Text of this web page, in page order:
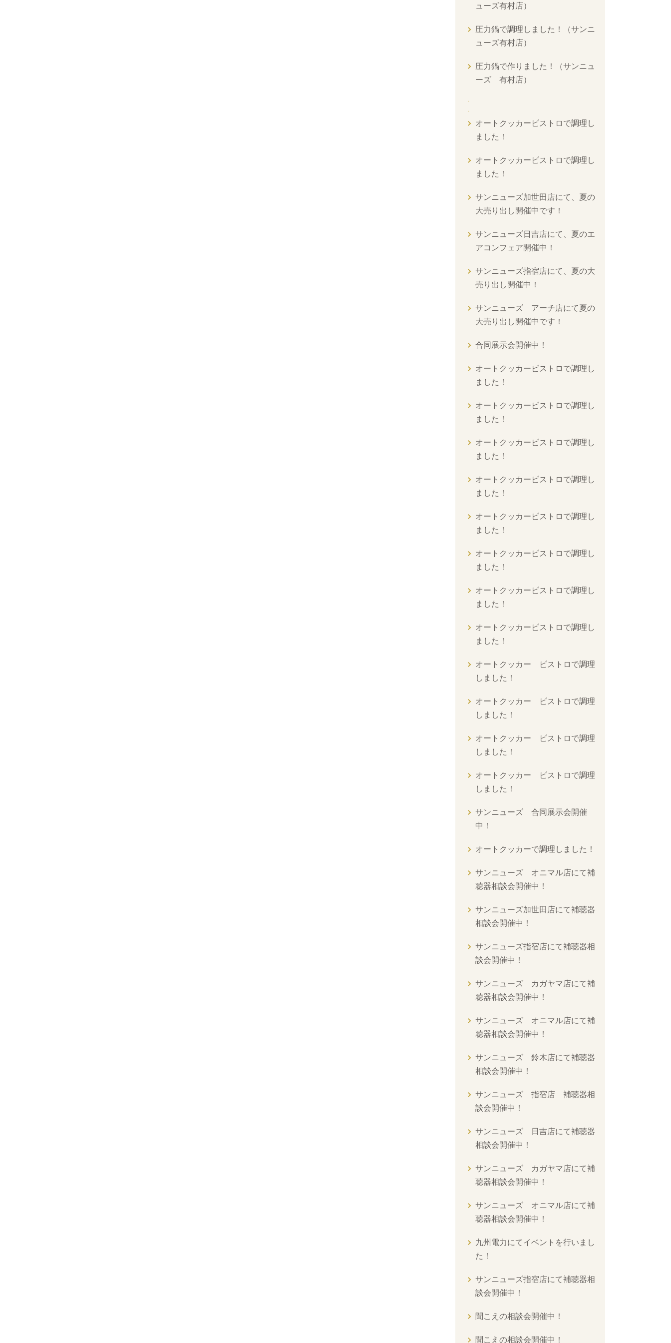
ューズ有村店）
圧力鍋で調理しました！（サンニ
ューズ有村店）
圧力鍋で作りました！（サンニュ
ーズ 有村店）
オートクッカービストロで調理し
ました！
オートクッカービストロで調理し
ました！
サンニューズ加世田店にて、夏の
大売り出し開催中です！
サンニューズ日吉店にて、夏のエ
アコンフェア開催中！
サンニューズ指宿店にて、夏の大
売り出し開催中！
サンニューズ アーチ店にて夏の
大売り出し開催中です！
合同展示会開催中！
オートクッカービストロで調理し
ました！
オートクッカービストロで調理し
ました！
オートクッカービストロで調理し
ました！
オートクッカービストロで調理し
ました！
オートクッカービストロで調理し
ました！
オートクッカービストロで調理し
ました！
オートクッカービストロで調理し
ました！
オートクッカービストロで調理し
ました！
オートクッカー ビストロで調理
しました！
オートクッカー ビストロで調理
しました！
オートクッカー ビストロで調理
しました！
オートクッカー ビストロで調理
しました！
サンニューズ 合同展示会開催
中！
オートクッカーで調理しました！
サンニューズ オニマル店にて補
聴器相談会開催中！
サンニューズ加世田店にて補聴器
相談会開催中！
サンニューズ指宿店にて補聴器相
談会開催中！
サンニューズ カガヤマ店にて補
聴器相談会開催中！
サンニューズ オニマル店にて補
聴器相談会開催中！
サンニューズ 鈴木店にて補聴器
相談会開催中！
サンニューズ 指宿店 補聴器相
談会開催中！
サンニューズ 日吉店にて補聴器
相談会開催中！
サンニューズ カガヤマ店にて補
聴器相談会開催中！
サンニューズ オニマル店にて補
聴器相談会開催中！
九州電力にてイベントを行いまし
た！
サンニューズ指宿店にて補聴器相
談会開催中！
聞こえの相談会開催中！
聞こえの相談会開催中！